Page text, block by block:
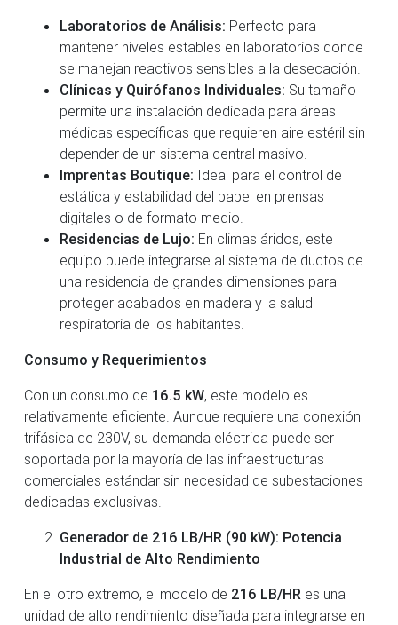
Laboratorios de Análisis: Perfecto para
mantener niveles estables en laboratorios donde
se manejan reactivos sensibles a la desecación.
Clínicas y Quirófanos Individuales: Su tamaño
permite una instalación dedicada para áreas
médicas específicas que requieren aire estéril sin
depender de un sistema central masivo.
Imprentas Boutique: Ideal para el control de
estática y estabilidad del papel en prensas
digitales o de formato medio.
Residencias de Lujo: En climas áridos, este
equipo puede integrarse al sistema de ductos de
una residencia de grandes dimensiones para
proteger acabados en madera y la salud
respiratoria de los habitantes.
Consumo y Requerimientos
Con un consumo de 16.5 kW, este modelo es
relativamente eficiente. Aunque requiere una conexión
trifásica de 230V, su demanda eléctrica puede ser
soportada por la mayoría de las infraestructuras
comerciales estándar sin necesidad de subestaciones
dedicadas exclusivas.
Generador de 216 LB/HR (90 kW): Potencia
Industrial de Alto Rendimiento
En el otro extremo, el modelo de 216 LB/HR es una
unidad de alto rendimiento diseñada para integrarse en